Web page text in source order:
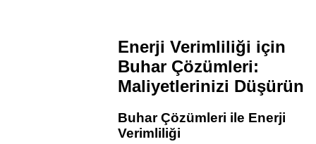
Enerji Verimliliği için
Buhar Çözümleri:
Maliyetlerinizi Düşürün
Buhar Çözümleri ile Enerji
Verimliliği